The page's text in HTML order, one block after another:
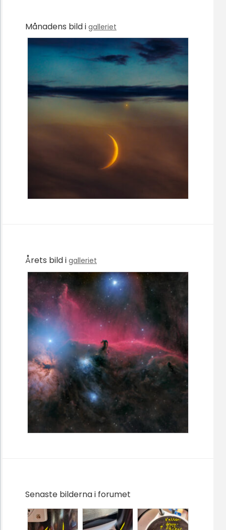
Månadens bild i galleriet
Årets bild i galleriet
Senaste bilderna i forumet